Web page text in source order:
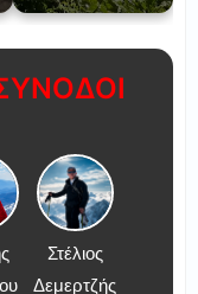
Στέλιος
Δεμερτζής